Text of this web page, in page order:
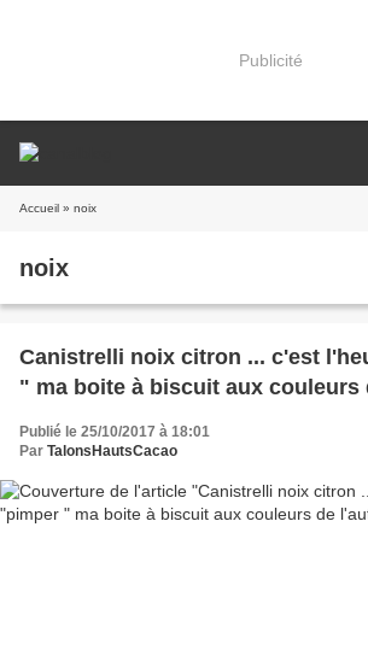
Publicité
Accueil » noix
noix
Canistrelli noix citron ... c'est
" ma boite à biscuit aux couleurs
Publié le 25/10/2017 à 18:01
Par TalonsHautsCacao